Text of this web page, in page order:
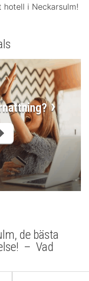
i Neckarsulm!
de bästa
– Vad